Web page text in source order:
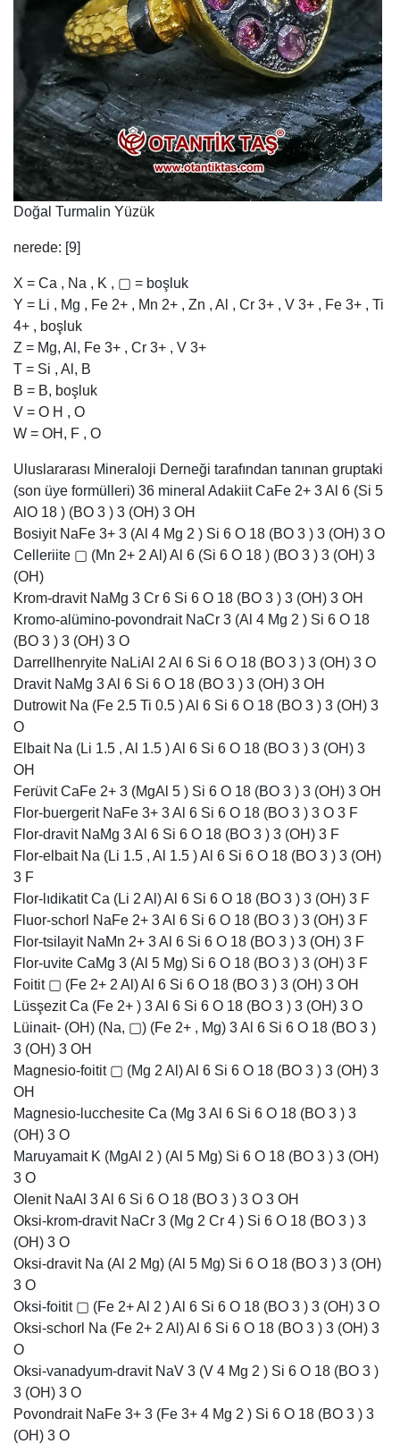
Doğal Turmalin Yüzük
nerede: [9]
X = Ca , Na , K , ▢ = boşluk
Y = Li , Mg , Fe 2+ , Mn 2+ , Zn , Al , Cr 3+ , V 3+ , Fe 3+ , Ti
4+ , boşluk
Z = Mg, Al, Fe 3+ , Cr 3+ , V 3+
T = Si , Al, B
B = B, boşluk
V = O H , O
W = OH, F , O
Uluslararası Mineraloji Derneği tarafından tanınan gruptaki
(son üye formülleri) 36 mineral Adakiit CaFe 2+ 3 Al 6 (Si 5
AlO 18 ) (BO 3 ) 3 (OH) 3 OH
Bosiyit NaFe 3+ 3 (Al 4 Mg 2 ) Si 6 O 18 (BO 3 ) 3 (OH) 3 O
Celleriite ▢ (Mn 2+ 2 Al) Al 6 (Si 6 O 18 ) (BO 3 ) 3 (OH) 3
(OH)
Krom-dravit NaMg 3 Cr 6 Si 6 O 18 (BO 3 ) 3 (OH) 3 OH
Kromo-alümino-povondrait NaCr 3 (Al 4 Mg 2 ) Si 6 O 18
(BO 3 ) 3 (OH) 3 O
Darrellhenryite NaLiAl 2 Al 6 Si 6 O 18 (BO 3 ) 3 (OH) 3 O
Dravit NaMg 3 Al 6 Si 6 O 18 (BO 3 ) 3 (OH) 3 OH
Dutrowit Na (Fe 2.5 Ti 0.5 ) Al 6 Si 6 O 18 (BO 3 ) 3 (OH) 3
O
Elbait Na (Li 1.5 , Al 1.5 ) Al 6 Si 6 O 18 (BO 3 ) 3 (OH) 3
OH
Ferüvit CaFe 2+ 3 (MgAl 5 ) Si 6 O 18 (BO 3 ) 3 (OH) 3 OH
Flor-buergerit NaFe 3+ 3 Al 6 Si 6 O 18 (BO 3 ) 3 O 3 F
Flor-dravit NaMg 3 Al 6 Si 6 O 18 (BO 3 ) 3 (OH) 3 F
Flor-elbait Na (Li 1.5 , Al 1.5 ) Al 6 Si 6 O 18 (BO 3 ) 3 (OH)
3 F
Flor-lıdikatit Ca (Li 2 Al) Al 6 Si 6 O 18 (BO 3 ) 3 (OH) 3 F
Fluor-schorl NaFe 2+ 3 Al 6 Si 6 O 18 (BO 3 ) 3 (OH) 3 F
Flor-tsilayit NaMn 2+ 3 Al 6 Si 6 O 18 (BO 3 ) 3 (OH) 3 F
Flor-uvite CaMg 3 (Al 5 Mg) Si 6 O 18 (BO 3 ) 3 (OH) 3 F
Foitit ▢ (Fe 2+ 2 Al) Al 6 Si 6 O 18 (BO 3 ) 3 (OH) 3 OH
Lüsşezit Ca (Fe 2+ ) 3 Al 6 Si 6 O 18 (BO 3 ) 3 (OH) 3 O
Lüinait- (OH) (Na, ▢) (Fe 2+ , Mg) 3 Al 6 Si 6 O 18 (BO 3 )
3 (OH) 3 OH
Magnesio-foitit ▢ (Mg 2 Al) Al 6 Si 6 O 18 (BO 3 ) 3 (OH) 3
OH
Magnesio-lucchesite Ca (Mg 3 Al 6 Si 6 O 18 (BO 3 ) 3
(OH) 3 O
Maruyamait K (MgAl 2 ) (Al 5 Mg) Si 6 O 18 (BO 3 ) 3 (OH)
3 O
Olenit NaAl 3 Al 6 Si 6 O 18 (BO 3 ) 3 O 3 OH
Oksi-krom-dravit NaCr 3 (Mg 2 Cr 4 ) Si 6 O 18 (BO 3 ) 3
(OH) 3 O
Oksi-dravit Na (Al 2 Mg) (Al 5 Mg) Si 6 O 18 (BO 3 ) 3 (OH)
3 O
Oksi-foitit ▢ (Fe 2+ Al 2 ) Al 6 Si 6 O 18 (BO 3 ) 3 (OH) 3 O
Oksi-schorl Na (Fe 2+ 2 Al) Al 6 Si 6 O 18 (BO 3 ) 3 (OH) 3
O
Oksi-vanadyum-dravit NaV 3 (V 4 Mg 2 ) Si 6 O 18 (BO 3 )
3 (OH) 3 O
Povondrait NaFe 3+ 3 (Fe 3+ 4 Mg 2 ) Si 6 O 18 (BO 3 ) 3
(OH) 3 O